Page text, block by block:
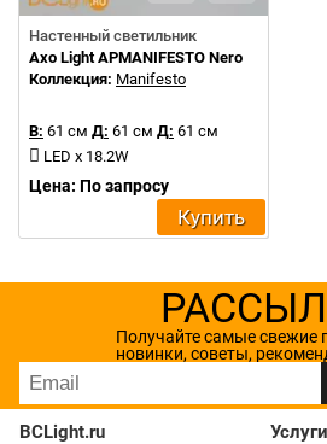
Настенный светильник
Axo Light APMANIFESTO Nero
Коллекция: Manifesto
В: 61 см Д: 61 см Д: 61 см
LED x 18.2W
Цена: По запросу
Купить
Получайте самые свежие
новинки, советы,
BCLight.ru